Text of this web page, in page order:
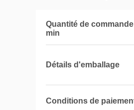
Quantité de commande
min
Détails d'emballage
Conditions de